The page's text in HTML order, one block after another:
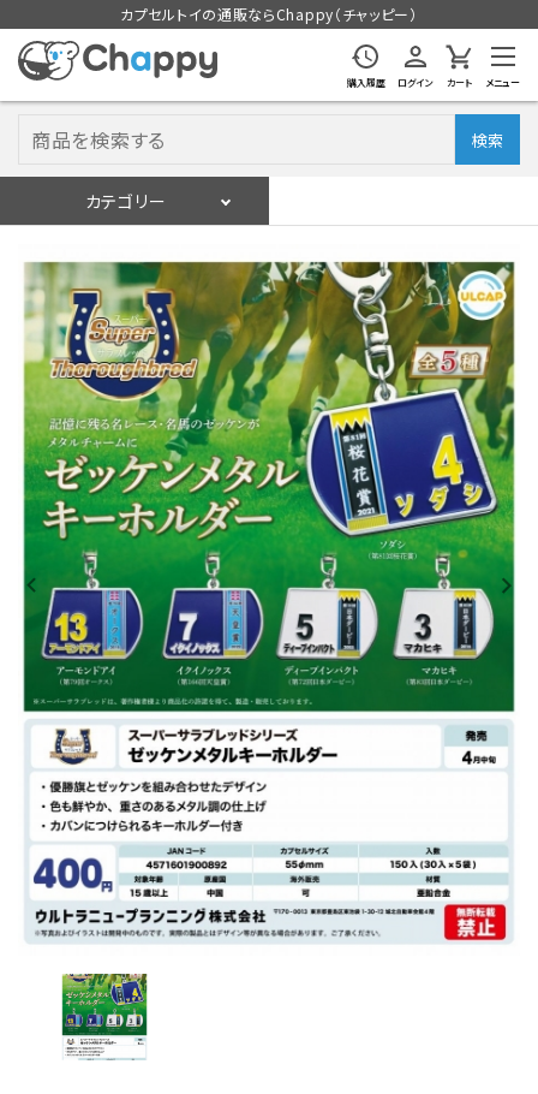
カプセルトイの通販ならChappy（チャッピー）
購入履歴 ログイン カート メニュー
検索
カテゴリー
ログイン 会員登録
入荷スケジュールをチェック
カプセルトイマシン本体
カプセルトイ
販促用空カプセル
レンタル
景品・玩具・文具
販促用カプセルトイ
よくあるご質問
ご利用ガイド
06-6282-7659